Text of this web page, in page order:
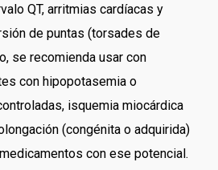
QT, arritmias cardíacas y
de puntas (torsades de
se recomienda usar con
con hipopotasemia o
isquemia miocárdica
(congénita o adquirida)
con ese potencial.